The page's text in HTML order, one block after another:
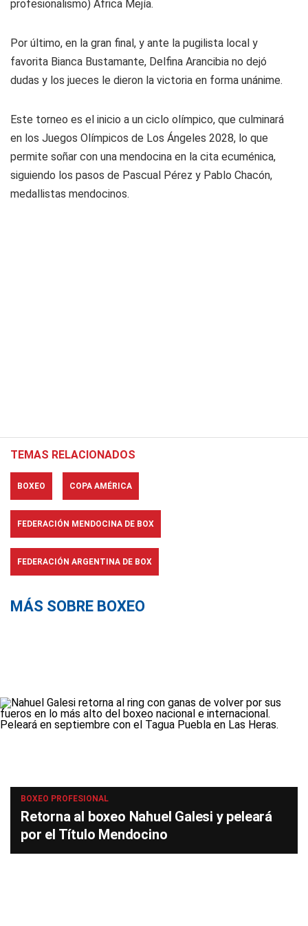
profesionalismo) África Mejía.
Por último, en la gran final, y ante la pugilista local y
favorita Bianca Bustamante, Delfina Arancibia no dejó
dudas y los jueces le dieron la victoria en forma unánime.
Este torneo es el inicio a un ciclo olímpico, que culminará
en los Juegos Olímpicos de Los Ángeles 2028, lo que
permite soñar con una mendocina en la cita ecuménica,
siguiendo los pasos de Pascual Pérez y Pablo Chacón,
medallistas mendocinos.
TEMAS RELACIONADOS
BOXEO COPA AMÉRICA
FEDERACIÓN MENDOCINA DE BOX
FEDERACIÓN ARGENTINA DE BOX
MÁS SOBRE BOXEO
BOXEO PROFESIONAL
Retorna al boxeo Nahuel Galesi y peleará
por el Título Mendocino